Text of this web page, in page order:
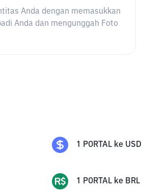
Anda dengan memasukkan
Anda dan mengunggah Foto
1 PORTAL ke USD
1 PORTAL ke BRL